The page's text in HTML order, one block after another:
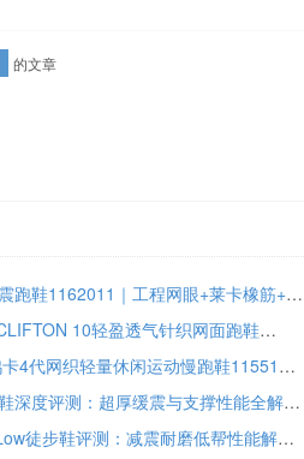
的文章
HOKA ONE ONE Bondi 9缓震跑鞋1162011｜工程网眼+莱卡橡筋+超厚Soft EVA，舒适每一步
2025新款HOKA ONE ONE CLIFTON 10轻盈透气针织网面跑鞋
HOKA ONE ONE Rincon4鸿卡4代网织轻量休闲运动慢跑鞋1155133 FNK深度评测
HOKA ONE ONE Bondi 9跑鞋深度评测：超厚缓震与支撑性能全解析
HOKA ONE ONE Tor Ultra Low徒步鞋评测：减震耐磨低帮性能解析